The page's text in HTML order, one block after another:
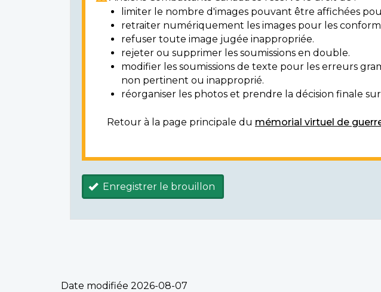
limiter le nombre d'images pouvant être affichées
retraiter numériquement les images pour les
refuser toute image jugée inappropriée.
rejeter ou supprimer les soumissions en double.
modifier les soumissions de texte pour les erreurs
non pertinent ou inapproprié.
réorganiser les photos et prendre la décision finale
Retour à la page principale du mémorial virtuel de
Enregistrer le brouillon
Date modifiée 2026-08-07